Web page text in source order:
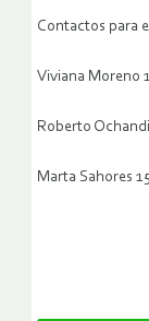
Contactos para
Viviana Moreno
Roberto
Marta Sahores